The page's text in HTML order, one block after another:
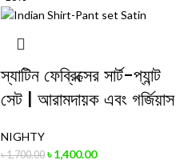
স্যাটিন ফেব্রিক্সের সার্ট-প্যান্ট
সেট | আরামদায়ক এবং গর্জিয়াস
NIGHTY
৳1,700.00 ৳1,400.00